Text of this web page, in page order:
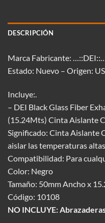
DESCRIPCIÓN
Marca Fabricante:
Estado: Nuevo – Origen:
Incluye:.
– DEI Black Glass Fiber
(15.24Mts) Cinta Aislante
Significado: Cinta Aislante
aislar las temperaturas
Compatibilidad: Para
Color: Negro
Tamaño: 50mm Ancho x
Código: 10108
NO INCLUYE: